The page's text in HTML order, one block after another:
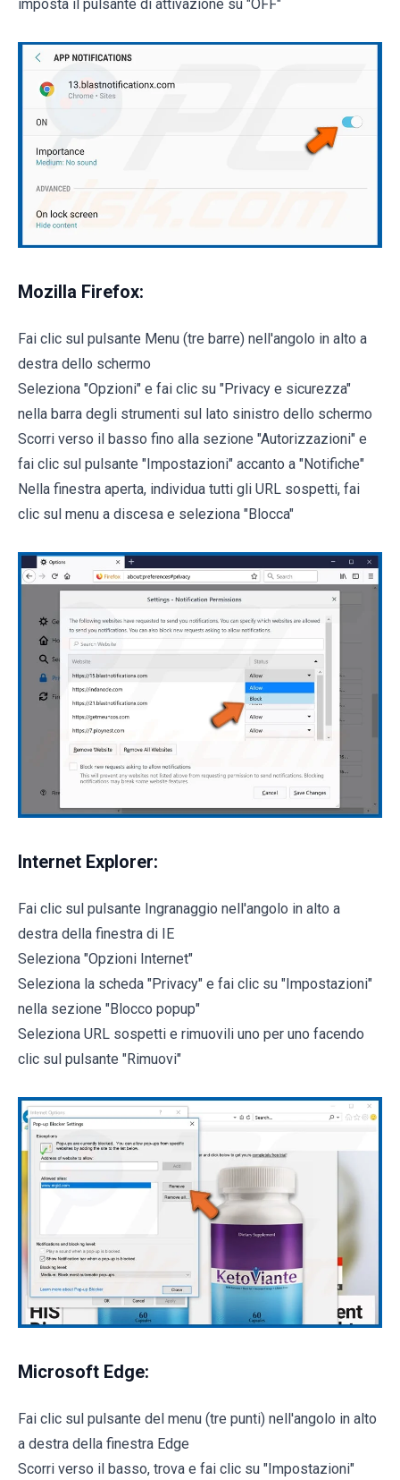
imposta il pulsante di attivazione su "OFF"
Mozilla Firefox:
Fai clic sul pulsante Menu (tre barre) nell'angolo in alto a
destra dello schermo
Seleziona "Opzioni" e fai clic su "Privacy e sicurezza"
nella barra degli strumenti sul lato sinistro dello schermo
Scorri verso il basso fino alla sezione "Autorizzazioni" e
fai clic sul pulsante "Impostazioni" accanto a "Notifiche"
Nella finestra aperta, individua tutti gli URL sospetti, fai
clic sul menu a discesa e seleziona "Blocca"
Internet Explorer:
Fai clic sul pulsante Ingranaggio nell'angolo in alto a
destra della finestra di IE
Seleziona "Opzioni Internet"
Seleziona la scheda "Privacy" e fai clic su "Impostazioni"
nella sezione "Blocco popup"
Seleziona URL sospetti e rimuovili uno per uno facendo
clic sul pulsante "Rimuovi"
Microsoft Edge:
Fai clic sul pulsante del menu (tre punti) nell'angolo in alto
a destra della finestra Edge
Scorri verso il basso, trova e fai clic su "Impostazioni"